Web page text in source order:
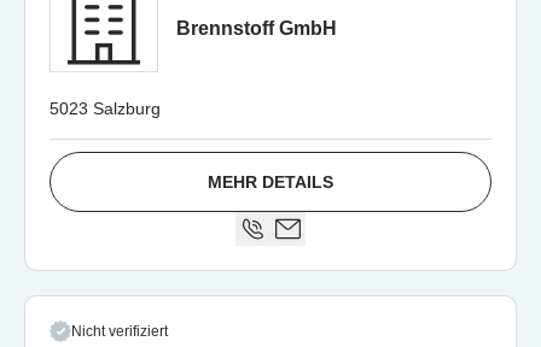
Brennstoff GmbH
5023 Salzburg
MEHR DETAILS
Nicht verifiziert